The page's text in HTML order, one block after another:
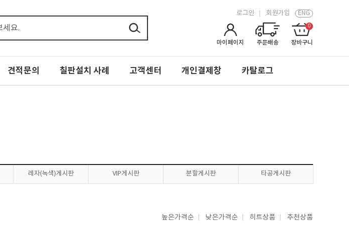
로그인 회원가입 ENG
마이페이지 주문배송
0
장바구니
견적문의 칠판설치 사례 고객센터 개인결제창 카탈로그
레자(녹색)게시판 VIP게시판 분할게시판 타공게시판
높은가격순 낮은가격순 히트상품 추천상품